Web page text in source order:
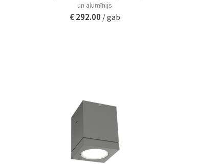
un alumīnijs
€ 292.00 / gab